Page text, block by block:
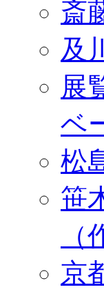
斎
及
展
ベ
松
笹
京